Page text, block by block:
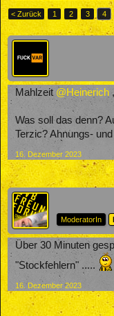
< Zurück 1 2 3 4
Mahlzeit @Heinerich ,
Was soll das denn?
Terzic? Ahnungs-
16. Dezember 2023
ModeratorIn
Über 30 Minuten
"Stockfehlern" .....
16. Dezember 2023